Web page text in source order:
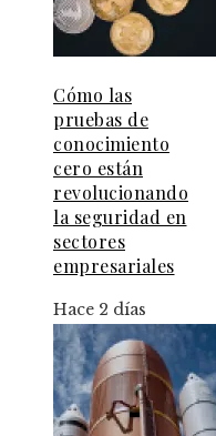
Cómo las
pruebas de
conocimiento
cero están
revolucionando
la seguridad en
sectores
empresariales
Hace 2 días